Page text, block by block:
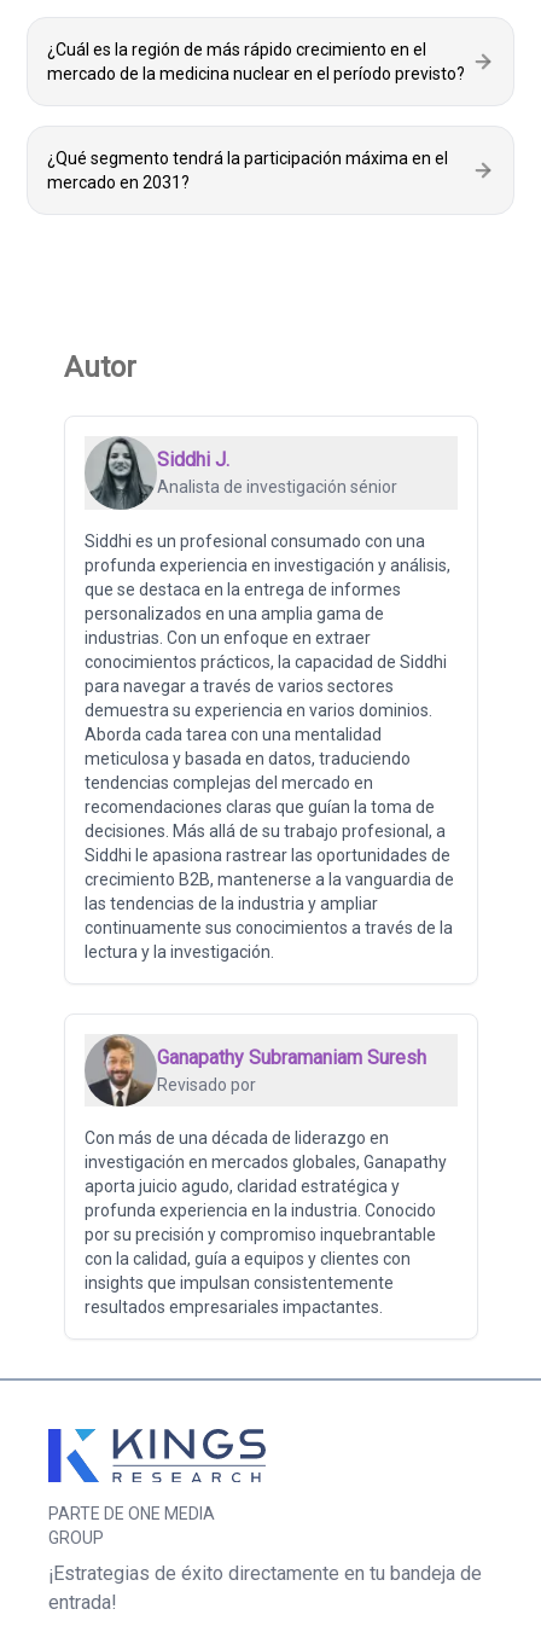
¿Cuál es la región de más rápido crecimiento en el
mercado de la medicina nuclear en el período previsto?
¿Qué segmento tendrá la participación máxima en el
mercado en 2031?
Autor
Siddhi J.
Analista de investigación sénior
Siddhi es un profesional consumado con una
profunda experiencia en investigación y análisis,
que se destaca en la entrega de informes
personalizados en una amplia gama de
industrias. Con un enfoque en extraer
conocimientos prácticos, la capacidad de Siddhi
para navegar a través de varios sectores
demuestra su experiencia en varios dominios.
Aborda cada tarea con una mentalidad
meticulosa y basada en datos, traduciendo
tendencias complejas del mercado en
recomendaciones claras que guían la toma de
decisiones. Más allá de su trabajo profesional, a
Siddhi le apasiona rastrear las oportunidades de
crecimiento B2B, mantenerse a la vanguardia de
las tendencias de la industria y ampliar
continuamente sus conocimientos a través de la
lectura y la investigación.
Ganapathy Subramaniam Suresh
Revisado por
Con más de una década de liderazgo en
investigación en mercados globales, Ganapathy
aporta juicio agudo, claridad estratégica y
profunda experiencia en la industria. Conocido
por su precisión y compromiso inquebrantable
con la calidad, guía a equipos y clientes con
insights que impulsan consistentemente
resultados empresariales impactantes.
PARTE DE ONE MEDIA
GROUP
¡Estrategias de éxito directamente en tu bandeja de
entrada!